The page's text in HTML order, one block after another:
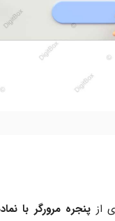
از پنجره مرورگر با